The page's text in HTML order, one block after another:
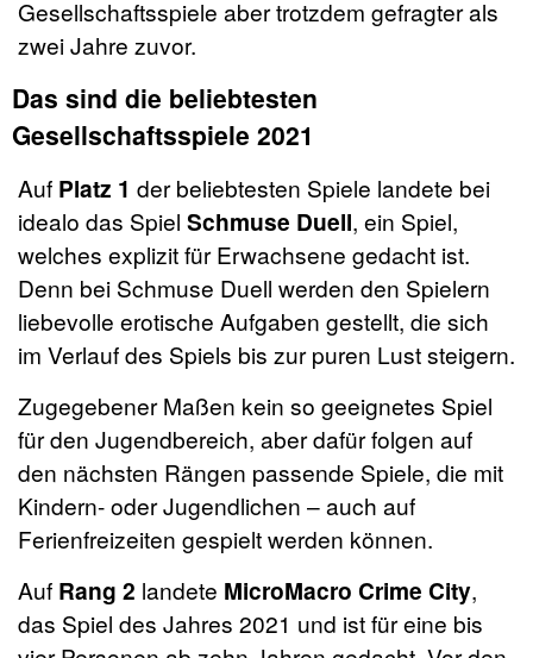
Gesellschaftsspiele aber trotzdem gefragter als
zwei Jahre zuvor.
Das sind die beliebtesten
Gesellschaftsspiele 2021
Auf Platz 1 der beliebtesten Spiele landete bei
idealo das Spiel Schmuse Duell, ein Spiel,
welches explizit für Erwachsene gedacht ist.
Denn bei Schmuse Duell werden den Spielern
liebevolle erotische Aufgaben gestellt, die sich
im Verlauf des Spiels bis zur puren Lust steigern.
Zugegebener Maßen kein so geeignetes Spiel
für den Jugendbereich, aber dafür folgen auf
den nächsten Rängen passende Spiele, die mit
Kindern- oder Jugendlichen – auch auf
Ferienfreizeiten gespielt werden können.
Auf Rang 2 landete MicroMacro Crime City,
das Spiel des Jahres 2021 und ist für eine bis